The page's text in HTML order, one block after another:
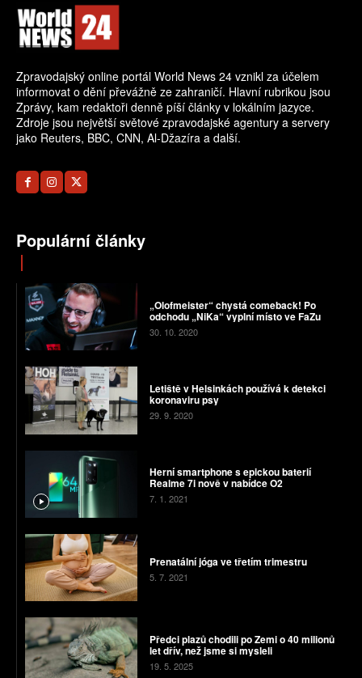
Zpravodajský online portál World News 24 vznikl za účelem
informovat o dění převážně ze zahraničí. Hlavní rubrikou jsou
Zprávy, kam redaktoři denně píší články v lokálním jazyce.
Zdroje jsou největší světové zpravodajské agentury a servery
jako Reuters, BBC, CNN, Al-Džazíra a další.
Populární články
„Olofmeister“ chystá comeback! Po
odchodu „NiKa“ vyplní místo ve FaZu
30. 10. 2020
Letiště v Helsinkách používá k detekci
koronaviru psy
29. 9. 2020
Herní smartphone s epickou baterií
Realme 7i nově v nabídce O2
7. 1. 2021
Prenatální jóga ve třetím trimestru
5. 7. 2021
Předci plazů chodili po Zemi o 40 milionů
let dřív, než jsme si mysleli
19. 5. 2025